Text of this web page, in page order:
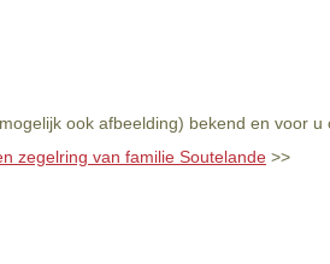
ook afbeelding) bekend en voor u
zegelring van familie Soutelande >>